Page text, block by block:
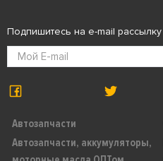
Автозапчасти
Автозапчасти, аккумуляторы,
Подпишитесь на e-mail рассылку